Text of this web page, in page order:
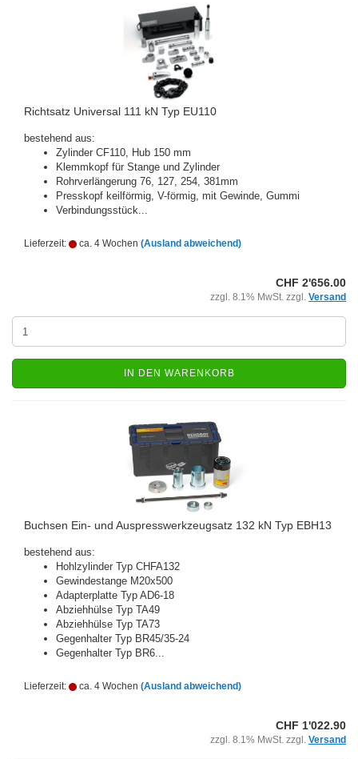
Richtsatz Universal 111 kN Typ EU110
bestehend aus:
Zylinder CF110, Hub 150 mm
Klemmkopf für Stange und Zylinder
Rohrverlängerung 76, 127, 254, 381mm
Presskopf keilförmig, V-förmig, mit Gewinde, Gummi
Verbindungsstück...
Lieferzeit: ca. 4 Wochen (Ausland abweichend)
CHF 2'656.00
zzgl. 8.1% MwSt. zzgl. Versand
IN DEN WARENKORB
Buchsen Ein- und Auspresswerkzeugsatz 132 kN Typ EBH13
bestehend aus:
Hohlzylinder Typ CHFA132
Gewindestange M20x500
Adapterplatte Typ AD6-18
Abziehhülse Typ TA49
Abziehhülse Typ TA73
Gegenhalter Typ BR45/35-24
Gegenhalter Typ BR6...
Lieferzeit: ca. 4 Wochen (Ausland abweichend)
CHF 1'022.90
zzgl. 8.1% MwSt. zzgl. Versand